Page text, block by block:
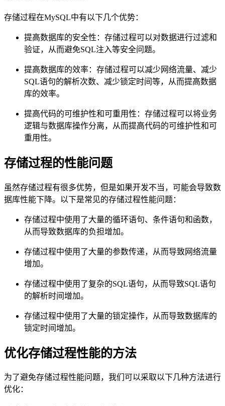
存储过程在MySQL中有以下几个优势：
提高数据库的安全性：存储过程可以对数据进行过滤和
验证，从而避免SQL注入等安全问题。
提高数据库的效率：存储过程可以减少网络流量、减少
SQL语句的解析次数、减少锁定时间等，从而提高数据
库的效率。
提高代码的可维护性和可重用性：存储过程可以将业务
逻辑与数据库操作分离，从而提高代码的可维护性和可
重用性。
存储过程的性能问题
虽然存储过程有很多优势，但是如果开发不当，可能会导致数
据库性能下降。以下是常见的存储过程性能问题：
存储过程中使用了大量的循环语句、条件语句和函数，
从而导致数据库的负担增加。
存储过程中使用了大量的参数传递，从而导致网络流量
增加。
存储过程中使用了复杂的SQL语句，从而导致SQL语句
的解析时间增加。
存储过程中使用了大量的锁定操作，从而导致数据库的
锁定时间增加。
优化存储过程性能的方法
为了避免存储过程性能问题，我们可以采取以下几种方法进行
优化：